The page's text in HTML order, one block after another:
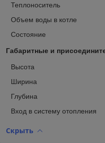
Теплоноситель
Объем воды в котле
Состояние
Габаритные и
Высота
Ширина
Глубина
Вход в систему отопления
Скрыть